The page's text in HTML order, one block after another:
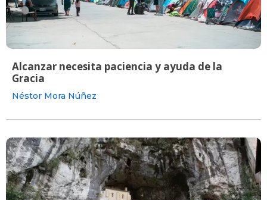
Alcanzar necesita paciencia y ayuda de la
Gracia
Néstor Mora Núñez